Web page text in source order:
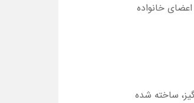
خانواده
ساخته شده